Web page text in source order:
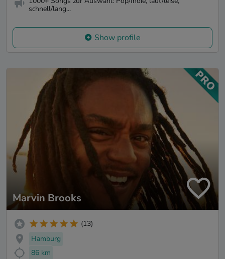
schnell/lang...
Show profile
Marvin Brooks
(13)
Hamburg
86 km